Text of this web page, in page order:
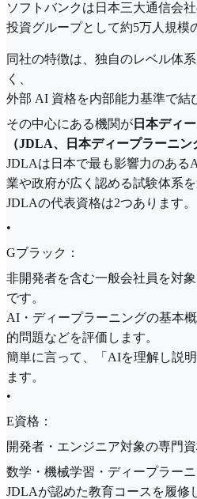
ソフトバンクは日本三大通信会
投資グループとして約5万人規模
同社の特徴は、独自のレベル体
く、
外部 AI 資格を内部能力基準で結
その中心にある機関が 日本ディ
（JDLA、日本ディープラーニン
JDLAは日本で最も影響力のある
業や政府が広く認める試験体系を
JDLAの代表資格は2つあります。
•
Gブラック：
非開発者を含む一般会社員を対
です。
AI・ディープラーニングの基本
的問題などを評価します。
簡単に言って、「AIを理解し説
ます。
•
E資格：
開発者・エンジニア対象の専門資
数学・機械学習・ディープラー
JDLAが認めた教育コースを履修